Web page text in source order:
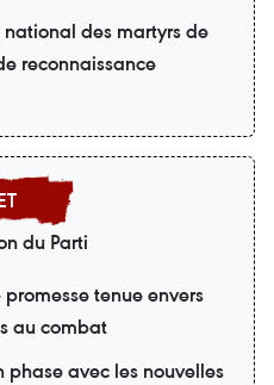
des martyrs de
reconnaissance
du Parti
tenue envers
au combat
phase avec les nouvelles